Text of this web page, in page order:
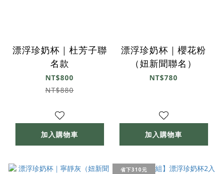
漂浮珍奶杯｜杜芳子聯
名款
NT$800
NT$880
加入購物車
漂浮珍奶杯｜櫻花粉
（妞新聞聯名）
NT$780
加入購物車
省下310元